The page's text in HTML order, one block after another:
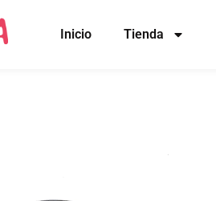
Inicio Tienda